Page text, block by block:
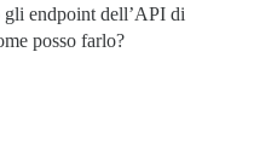
endpoint dell’API di
posso farlo?